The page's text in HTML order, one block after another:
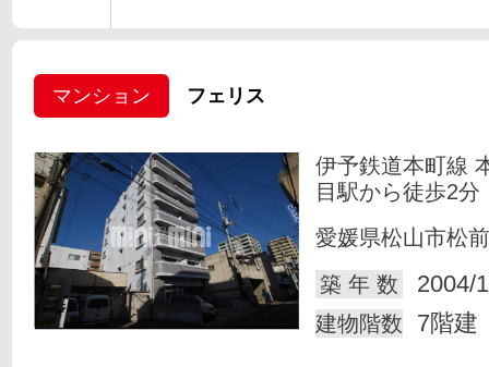
マンション フェリス
伊予鉄道本町線
目駅から徒歩2分
愛媛県松山市松
築 年 数
2004/
建物階数 7階建